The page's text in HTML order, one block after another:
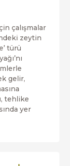
çalışmalar
zeytin
türü
gelir,
tehlike
yer